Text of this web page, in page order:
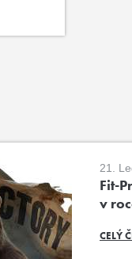
21.
Fit-
v
CELÝ